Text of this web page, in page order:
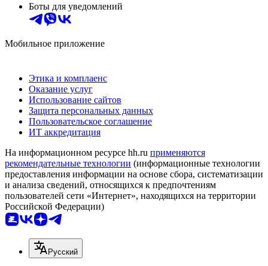
Боты для уведомлений
Мобильное приложение
Этика и комплаенс
Оказание услуг
Использование сайтов
Защита персональных данных
Пользовательское соглашение
ИТ аккредитация
На информационном ресурсе hh.ru применяются
рекомендательные технологии (информационные технологии
предоставления информации на основе сбора, систематизации
и анализа сведений, относящихся к предпочтениям
пользователей сети «Интернет», находящихся на территории
Российской Федерации)
Русский